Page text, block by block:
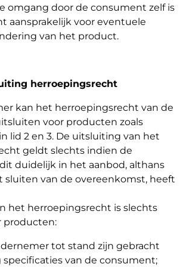
omgang door de consument zelf is
aansprakelijk voor eventuele
van het product.
herroepingsrecht
kan het herroepingsrecht van de
voor producten zoals
lid 2 en 3. De uitsluiting van het
geldt slechts indien de
duidelijk in het aanbod, althans
sluiten van de overeenkomst, heeft
het herroepingsrecht is slechts
producten:
tot stand zijn gebracht
van de consument;